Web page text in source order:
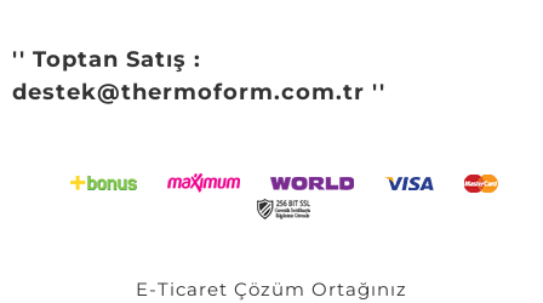
'' Toptan Satış :
destek@thermoform.com.tr ''
E-Ticaret Çözüm Ortağınız